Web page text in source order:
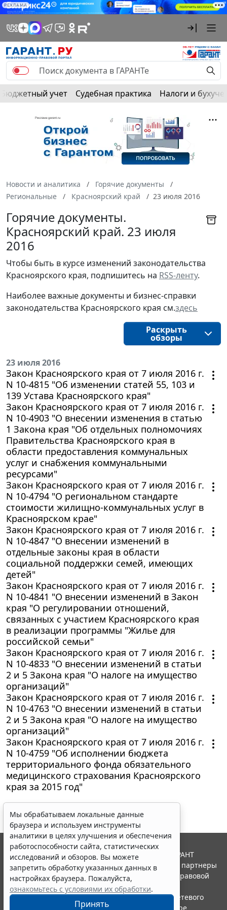
РЕКЛАМА
Бюджетный учет Судебная практика Налоги и
Новости и аналитика
Горячие документы
Региональные
Красноярский край 23 июля 2016
Горячие документы.
Красноярский край. 23 июля
2016
Чтобы быть в курсе изменений законодательства
Красноярского края, подпишитесь на RSS-ленту.
Наиболее важные документы и бизнес-справки
законодательства Красноярского края см.здесь
Раскрыть
обзоры
23 июля 2016
Закон Красноярского края от 7 июля 2016 г.
N 10-4815 "Об изменении статей 55, 103 и
139 Устава Красноярского края"
Закон Красноярского края от 7 июля 2016 г.
N 10-4903 "О внесении изменения в статью
1 Закона края "Об отдельных полномочиях
Правительства Красноярского края в
области предоставления коммунальных
услуг и снабжения коммунальными
ресурсами"
Закон Красноярского края от 7 июля 2016 г.
N 10-4794 "О региональном стандарте
стоимости жилищно-коммунальных услуг в
Красноярском крае"
Закон Красноярского края от 7 июля 2016 г.
N 10-4847 "О внесении изменений в
отдельные законы края в области
социальной поддержки семей, имеющих
детей"
Закон Красноярского края от 7 июля 2016 г.
N 10-4841 "О внесении изменений в Закон
края "О регулировании отношений,
связанных с участием Красноярского края
в реализации программы "Жилье для
российской семьи"
Закон Красноярского края от 7 июля 2016 г.
N 10-4833 "О внесении изменений в статьи
2 и 5 Закона края "О налоге на имущество
организаций"
Закон Красноярского края от 7 июля 2016 г.
N 10-4763 "О внесении изменений в статьи
2 и 5 Закона края "О налоге на имущество
организаций"
Закон Красноярского края от 7 июля 2016 г.
N 10-4759 "Об исполнении бюджета
территориального фонда обязательного
медицинского страхования Красноярского
края за 2015 год"
Мы обрабатываем локальные данные
браузера и используем инструменты
аналитики в целях улучшения и обеспечения
работоспособности сайта, статистических
исследований и обзоров. Вы можете
запретить обработку указанных данных в
настройках браузера. Пожалуйста,
ознакомьтесь с условиями их обработки.
Принять
© ООО "НПП "ГАРАНТ-СЕРВИС", 2026. Система ГАРАНТ
выпускается с 1990 года. Компания "Гарант" и ее партнеры
являются участниками Российской ассоциации правовой
информации ГАРАНТ.
Портал ГАРАНТ.РУ зарегистрирован в качестве сетевого
издания Федеральной службой по надзору в сфере